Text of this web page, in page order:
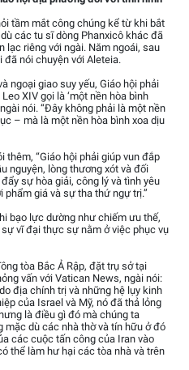
tầm mắt công chúng kể từ khi bắt
các tu sĩ dòng Phanxicô khác đã
lạc riêng với ngài. Năm ngoái, sau
nói chuyện với Aleteia.
ngoại giao suy yếu, Giáo hội phải
XIV gọi là ‘một nền hòa bình
nói. “Đây không phải là một nền
– mà là một nền hòa bình xoa dịu
thêm, “Giáo hội phải giúp vun đắp
nguyện, lòng thương xót và đối
sự hòa giải, công lý và tình yêu
giá và sự tha thứ ngự trị.”
bạo lực dường như chiếm ưu thế,
vĩ đại thực sự nằm ở việc phục vụ
tòa Bắc Ả Rập, đặt trụ sở tại
vấn với Vatican News, ngài nói:
địa chính trị và những hệ lụy kinh
của Israel và Mỹ, nó đã thả lỏng
là điều gì đó mà chúng ta
mặc dù các nhà thờ và tín hữu ở đó
các cuộc tấn công của Iran vào
thể làm hư hại các tòa nhà và trên